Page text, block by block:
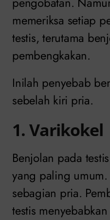
memeriksa setiap
testis, terutama
pembengkakan.
Inilah penyebab
sebelah kiri pria.
1. Varikokel
Benjolan pada
yang paling
sebagian pria.
testis